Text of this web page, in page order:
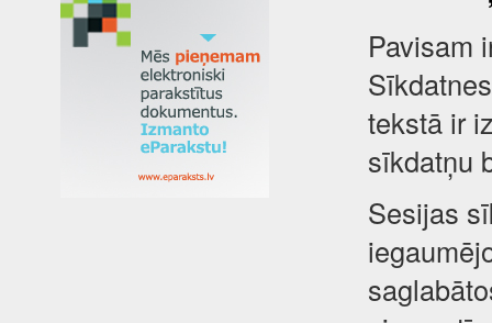
Pavisam
tekstā ir
sīkdatņu
Sesijas